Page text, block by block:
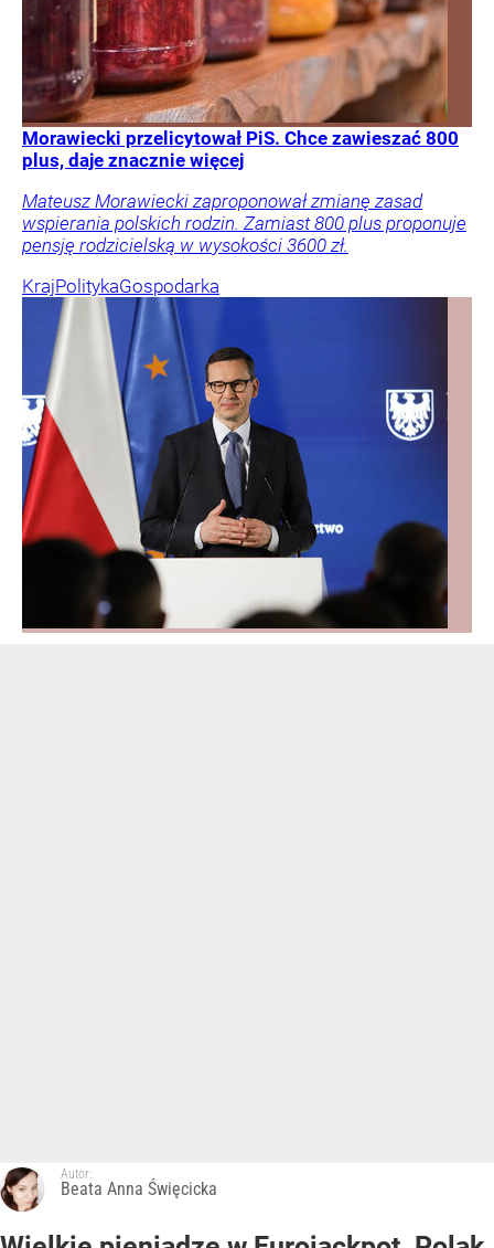
Morawiecki przelicytował PiS. Chce zawieszać 800
plus, daje znacznie więcej
Mateusz Morawiecki zaproponował zmianę zasad
wspierania polskich rodzin. Zamiast 800 plus proponuje
pensję rodzicielską w wysokości 3600 zł.
KrajPolitykaGospodarka
Autor:
Beata Anna Święcicka